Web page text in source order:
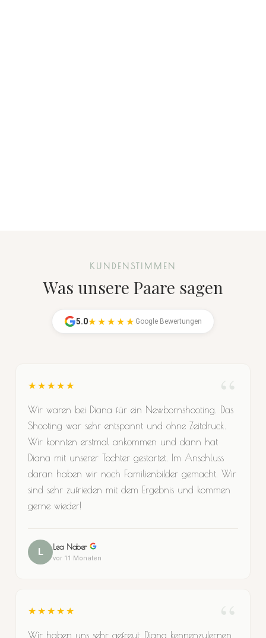
KUNDENSTIMMEN
Was unsere Paare sagen
5.0★★★★★ Google Bewertungen
★★★★★
Wir waren bei Diana für ein Newbornshooting. Das
Shooting war sehr entspannt und ohne Zeitdruck.
Wir konnten erstmal ankommen und dann hat
Diana mit unserer Tochter gestartet. Im Anschluss
daran haben wir noch Familienbilder gemacht. Wir
sind sehr zufrieden mit dem Ergebnis und kommen
gerne wieder!
L Lea Naber
vor 11 Monaten
★★★★★
Wir haben uns sehr gefreut, Diana kennenzulernen